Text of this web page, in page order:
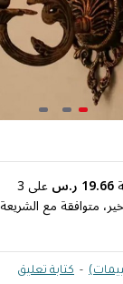
19.66 ر.س على3
متوافقة مع الشريعة
- كتابة تعليق